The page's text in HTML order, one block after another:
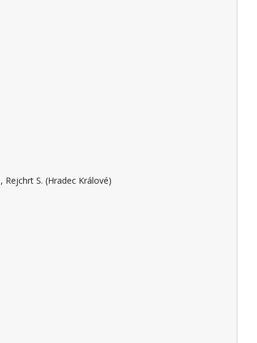
Cyrany J., Balihar K., Falt P., Kohoutová D., Kroupa R., Martínek J., Mikoviny Kajzrlíková I., Procházka R., Štěpán M., Vaňásek T., Rejchrt S. (Hradec Králové)